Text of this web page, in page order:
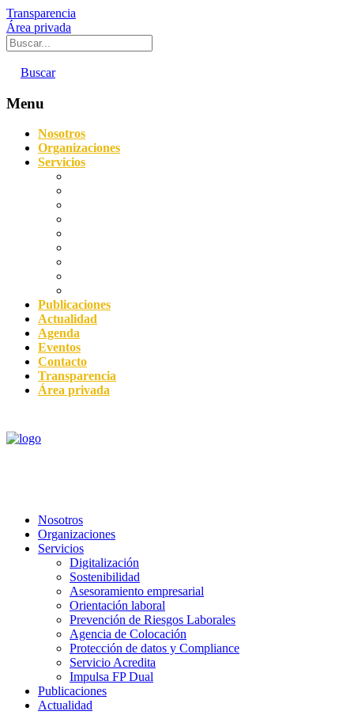
Transparencia
Área privada
Buscar
Menu
Nosotros
Organizaciones
Servicios
Publicaciones
Actualidad
Agenda
Eventos
Contacto
Transparencia
Área privada
Nosotros
Organizaciones
Servicios
Digitalización
Sostenibilidad
Asesoramiento empresarial
Orientación laboral
Prevención de Riesgos Laborales
Agencia de Colocación
Protección de datos y Compliance
Servicio Acredita
Impulsa FP Dual
Publicaciones
Actualidad